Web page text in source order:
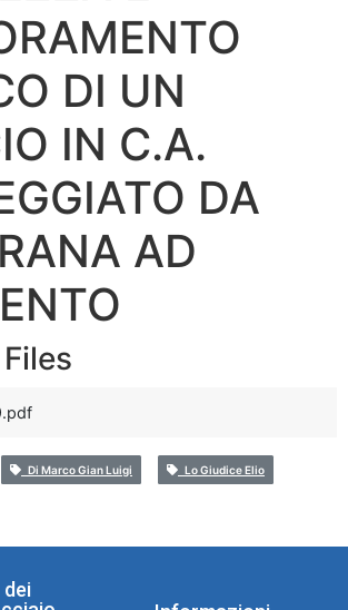
DI UN
IN C.A.
DA
AD
Di Marco Gian Luigi Lo Giudice Elio
dei